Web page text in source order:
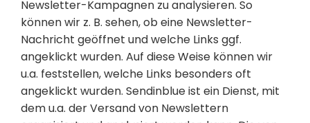
Newsletter-Kampagnen zu analysieren. So
können wir z. B. sehen, ob eine Newsletter-
Nachricht geöffnet und welche Links ggf.
angeklickt wurden. Auf diese Weise können wir
u.a. feststellen, welche Links besonders oft
angeklickt wurden. Sendinblue ist ein Dienst, mit
dem u.a. der Versand von Newslettern